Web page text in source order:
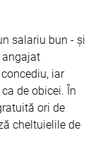
salariu bun - și
angajat
iar
de obicei. În
ori de
cheltuielile de